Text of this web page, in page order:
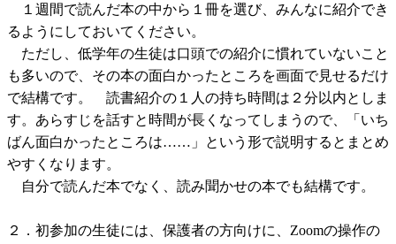
１週間で読んだ本の中から１冊を選び、みんなに紹介でき
るようにしておいてください。
ただし、低学年の生徒は口頭での紹介に慣れていないこと
も多いので、その本の面白かったところを画面で見せるだけ
で結構です。 読書紹介の１人の持ち時間は２分以内としま
す。あらすじを話すと時間が長くなってしまうので、「いち
ばん面白かったところは……」という形で説明するとまとめ
やすくなります。
自分で読んだ本でなく、読み聞かせの本でも結構です。
２．初参加の生徒には、保護者の方向けに、Zoomの操作の